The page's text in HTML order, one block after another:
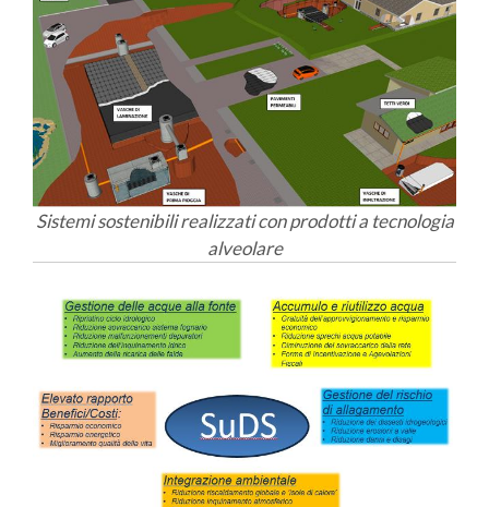
Sistemi sostenibili realizzati con prodotti a tecnologia
alveolare